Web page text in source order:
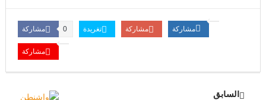
مشاركة 0 تغريدة مشاركة مشاركة
مشاركة
السابق